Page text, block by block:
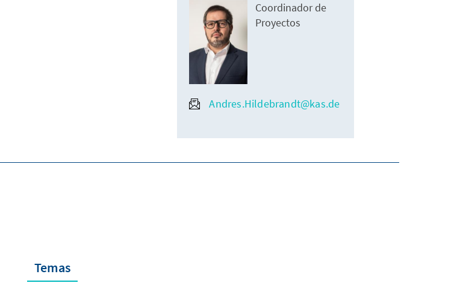
Coordinador de
Proyectos
Andres.Hildebrandt@kas.de
Temas